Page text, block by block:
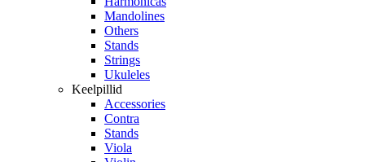
Mandolines
Others
Stands
Strings
Ukuleles
Keelpillid
Accessories
Contra
Stands
Viola